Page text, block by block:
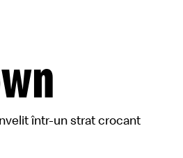
Happy Meal®
într-un strat crocant